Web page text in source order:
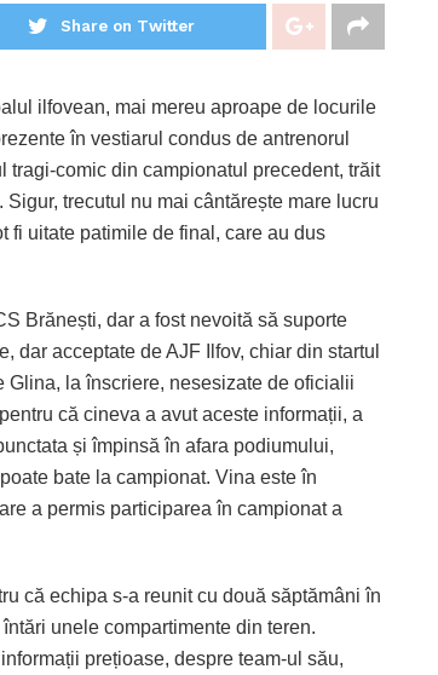
Share on Twitter
ilfovean, mai mereu aproape de locurile
în vestiarul condus de antrenorul
comic din campionatul precedent, trăit
trecutul nu mai cântărește mare lucru
fi uitate patimile de final, care au dus
Brănești, dar a fost nevoită să suporte
dar acceptate de AJF Ilfov, chiar din startul
Glina, la înscriere, nesesizate de oficialii
că cineva a avut aceste informații, a
și împinsă în afara podiumului,
bate la campionat. Vina este în
a permis participarea în campionat a
că echipa s-a reunit cu două săptămâni în
unele compartimente din teren.
prețioase, despre team-ul său,